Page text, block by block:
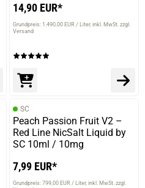
14,90 EUR*
Grundpreis: 1.490,00 EUR / Liter inkl. MwSt. zzgl.
Versand
SC
Peach Passion Fruit V2 –
Red Line NicSalt Liquid by
SC 10ml / 10mg
7,99 EUR*
Grundpreis: 799,00 EUR / Liter inkl. MwSt. zzgl.